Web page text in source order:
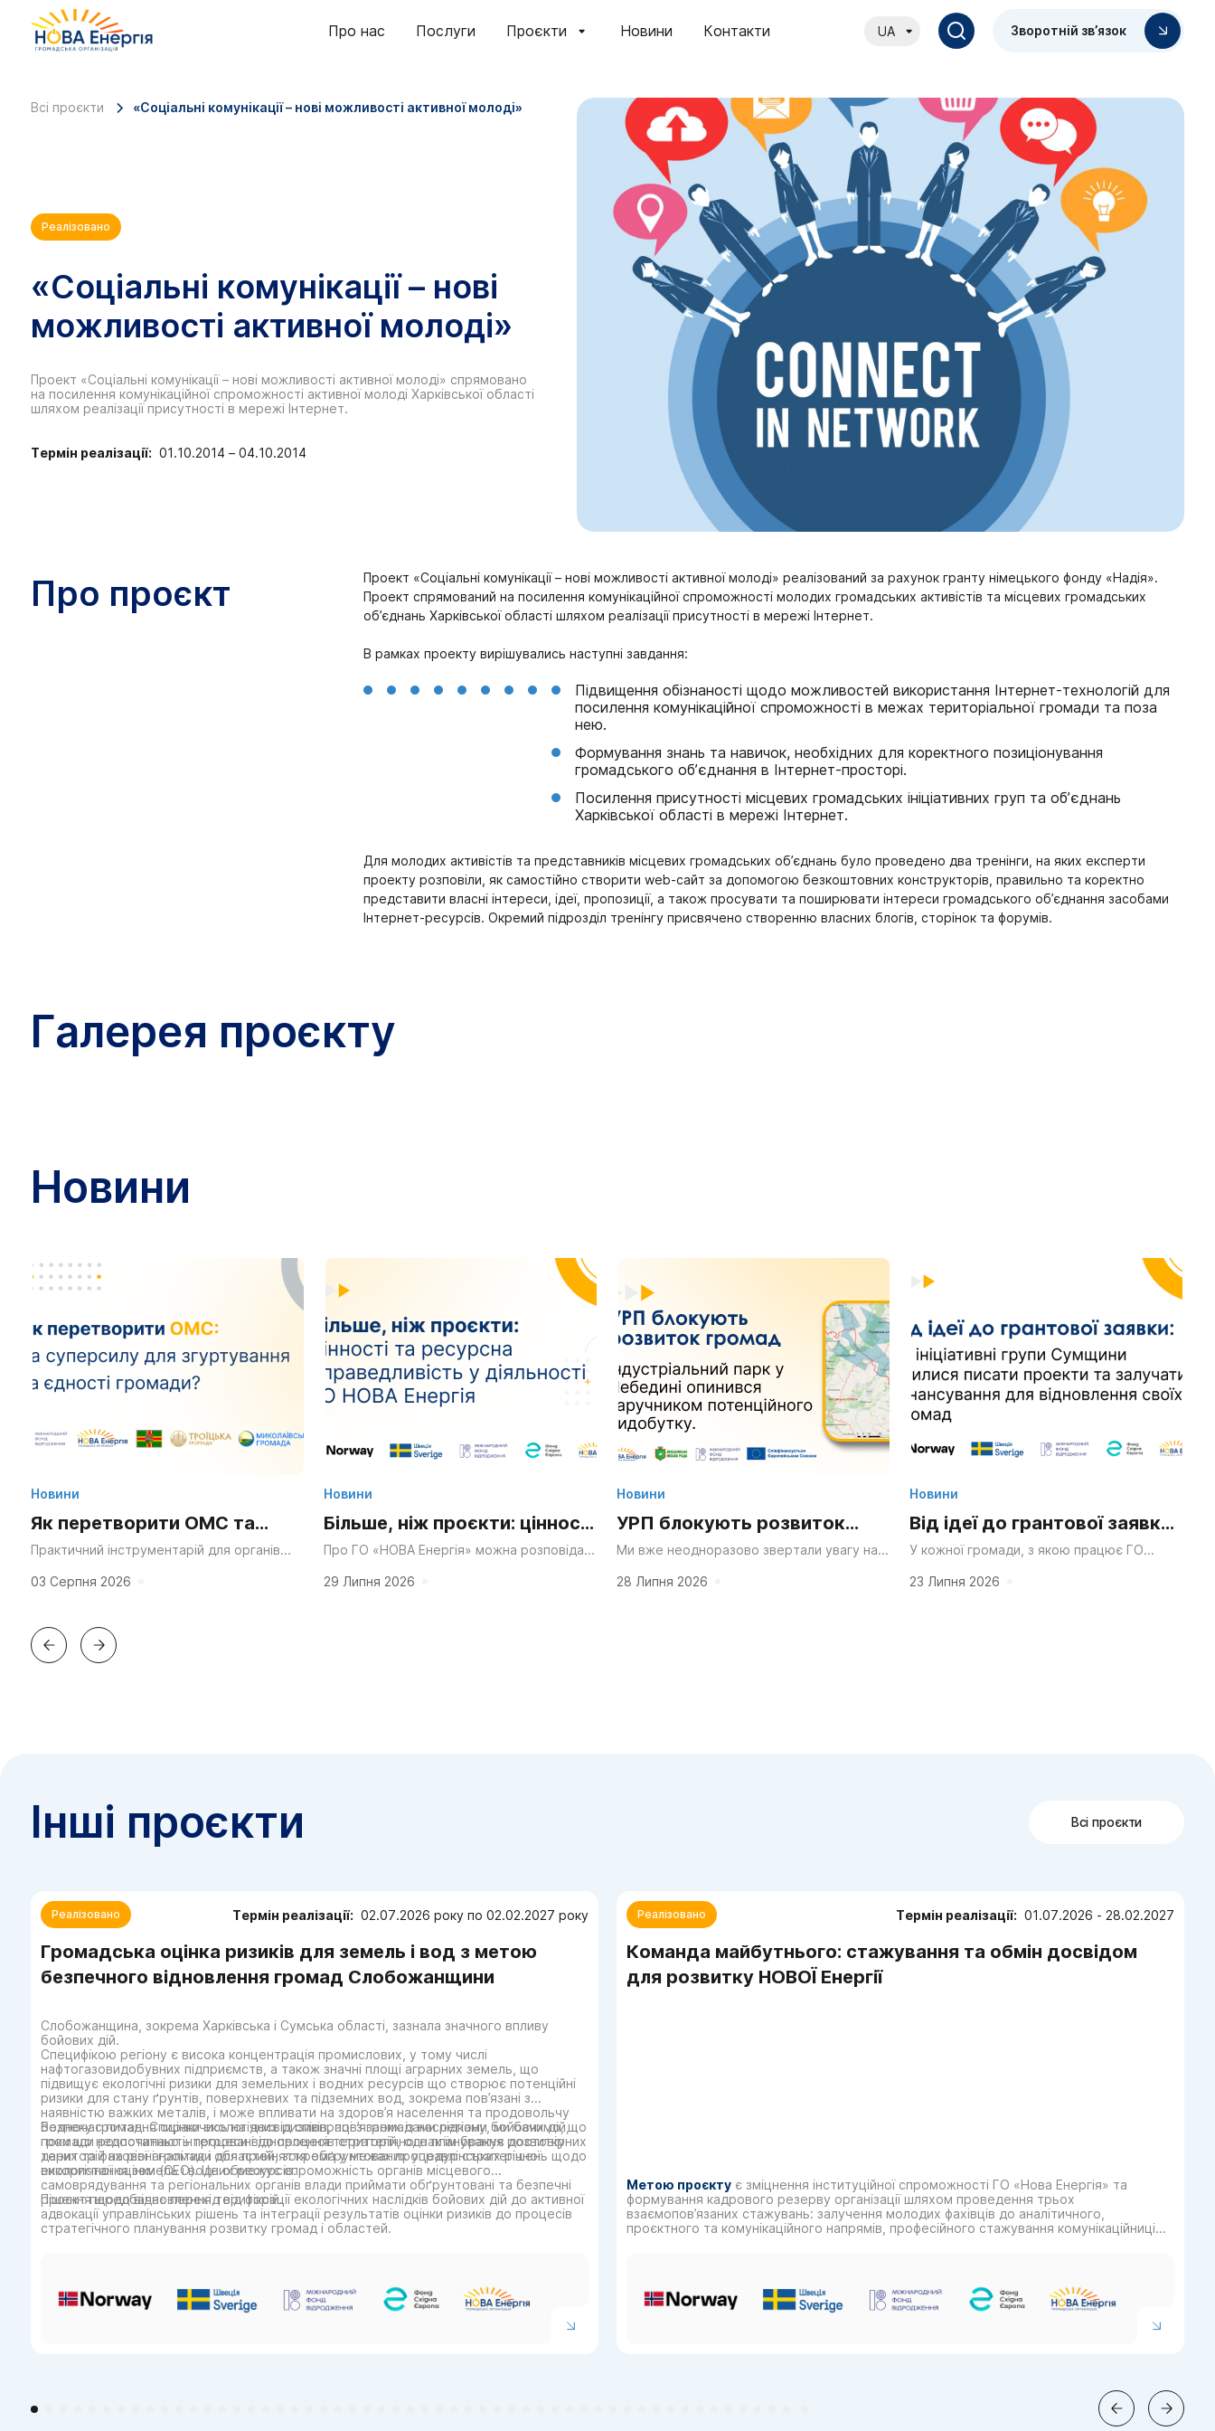
Про нас Послуги Проєкти Новини Контакти UA Зворотній зв’язок
Всі проєкти «Соціальні комунікації – нові можливості активної молоді»
Реалізовано
«Соціальні комунікації – нові
можливості активної молоді»
Проект «Соціальні комунікації – нові можливості активної молоді» спрямовано
на посилення комунікаційної спроможності активної молоді Харківської області
шляхом реалізації присутності в мережі Інтернет.
Термін реалізації: 01.10.2014 – 04.10.2014
Про проєкт
Проект «Соціальні комунікації – нові можливості активної молоді» реалізований за рахунок гранту німецького фонду «Надія».
Проект спрямований на посилення комунікаційної спроможності молодих громадських активістів та місцевих громадських
об’єднань Харківської області шляхом реалізації присутності в мережі Інтернет.
В рамках проекту вирішувались наступні завдання:
Підвищення обізнаності щодо можливостей використання Інтернет-технологій для
посилення комунікаційної спроможності в межах територіальної громади та поза
нею.
Формування знань та навичок, необхідних для коректного позиціонування
громадського об’єднання в Інтернет-просторі.
Посилення присутності місцевих громадських ініціативних груп та об’єднань
Харківської області в мережі Інтернет.
Для молодих активістів та представників місцевих громадських об’єднань було проведено два тренінги, на яких експерти
проекту розповіли, як самостійно створити web-сайт за допомогою безкоштовних конструкторів, правильно та коректно
представити власні інтереси, ідеї, пропозиції, а також просувати та поширювати інтереси громадського об’єднання засобами
Інтернет-ресурсів. Окремий підрозділ тренінгу присвячено створенню власних блогів, сторінок та форумів.
Галерея проєкту
Новини
Новини
Як перетворити ОМС та
Статут громади на
суперсилу для згуртування
Практичний інструментарій для органів
організацій та активних мешканців.
«Мальовнича природа», «працьовиті
03 Серпня 2026
Новини
Більше, ніж проєкти: цінності
та ресурсна справедливість
у діяльності ГО НОВА Енергія
Про ГО «НОВА Енергія» можна розповідати
справедливості: від громадської участі й
29 Липня 2026
Новини
УРП блокують розвиток
громад: індустріальний парк
у Лебедині опинився
Ми вже неодноразово звертали увагу на
продукції та недостатнє залучення громад
28 Липня 2026
Новини
Від ідеї до грантової заявки:
як ініціативні групи Сумщини
вчилися писати проекти та
У кожної громади, з якою працює ГО
сильна ідея — що хочеться змінити чи...
23 Липня 2026
Інші проєкти Всі проєкти
Реалізовано Термін реалізації: 02.07.2026 року по 02.02.2027 року
Громадська оцінка ризиків для земель і вод з метою
безпечного відновлення громад Слобожанщини
Слобожанщина, зокрема Харківська і Сумська області, зазнала значного впливу
бойових дій.
Специфікою регіону є висока концентрація промислових, у тому числі
нафтогазовидобувних підприємств, а також значні площі аграрних земель, що
підвищує екологічні ризики для земельних і водних ресурсів що створює потенційні
ризики для стану ґрунтів, поверхневих та підземних вод, зокрема пов’язані з
наявністю важких металів, і може впливати на здоров’я населення та продовольчу
безпеку громад. Спираючись на досвід співпраці з громадами регіону, ми бачимо, що
громади розпочинають процеси відновлення територій, однак їм бракує достовірних
даних та фахової аналітики для прийняття обґрунтованих управлінських рішень щодо
використання земель і водних ресурсів.
Водночас питання оцінки екологічних ризиків, пов’язаних із наслідками бойових дій,
поки що недостатньо інтегровані до процесів стратегічного планування розвитку
територій на рівні громад і областей, зокрема у межах процедур стратегічної
екологічної оцінки (СЕО). Це обмежує спроможність органів місцевого
самоврядування та регіональних органів влади приймати обґрунтовані та безпечні
рішення щодо відновлення територій.
Проєкт передбачає перехід від фіксації екологічних наслідків бойових дій до активної
адвокації управлінських рішень та інтеграції результатів оцінки ризиків до процесів
стратегічного планування розвитку громад і областей.
Реалізовано Термін реалізації: 01.07.2026 - 28.02.2027
Команда майбутнього: стажування та обмін досвідом
для розвитку НОВОЇ Енергії
Метою проєкту є зміцнення інституційної спроможності ГО «Нова Енергія» та
формування кадрового резерву організації шляхом проведення трьох
взаємопов’язаних стажувань: залучення молодих фахівців до аналітичного,
проєктного та комунікаційного напрямів, професійного стажування комунікаційниці